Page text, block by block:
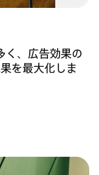
く、広告効果の
を最大化しま